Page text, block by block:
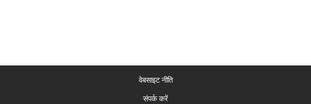
वेबसाइट नीति
संपर्क करें